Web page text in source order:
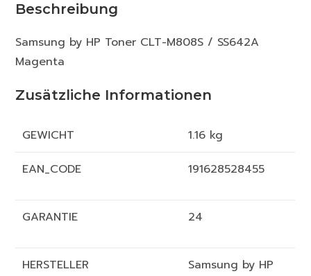
Beschreibung
Samsung by HP Toner CLT-M808S / SS642A
Magenta
Zusätzliche Informationen
GEWICHT 1.16 kg
EAN_CODE 191628528455
GARANTIE 24
HERSTELLER Samsung by HP